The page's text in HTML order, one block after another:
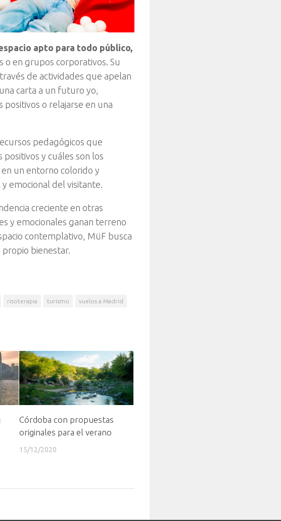
apto para todo público,
o en grupos corporativos. Su
de actividades que apelan
carta a un futuro yo,
positivos o relajarse en una
pedagógicos que
y cuáles son los
un entorno colorido y
emocional del visitante.
creciente en otras
y emocionales ganan terreno
contemplativo, MüF busca
bienestar.
risoterapia turismo vuelos a Madrid
Córdoba con propuestas
originales para el verano
15/12/2020